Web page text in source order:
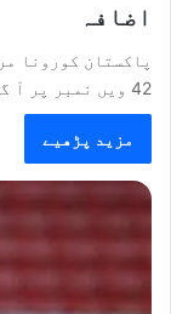
اضافہ
پاکستان کورونا
42 ویں نمبر پر آ گیا، تاہم یہاں کورونا…
مزید پڑھیے